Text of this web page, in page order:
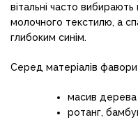
вітальні часто
молочного текстилю, а
глибоким синім.
Серед матеріалів
масив дерева
ротанг,